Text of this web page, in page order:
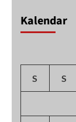
Kalendar
S S